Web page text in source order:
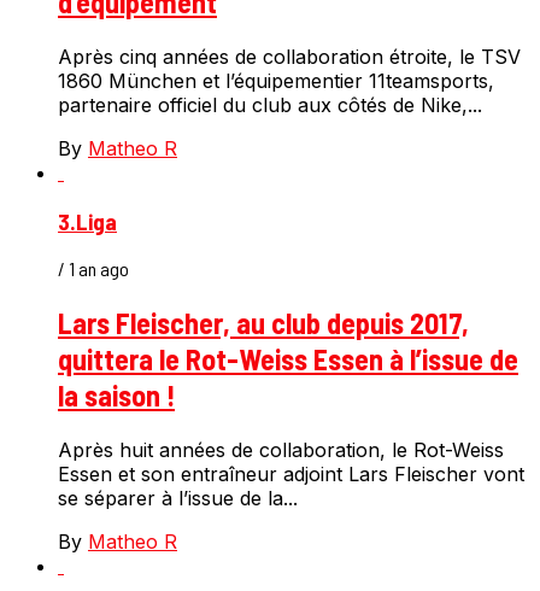
Après cinq années de collaboration étroite, le TSV
1860 München et l’équipementier 11teamsports,
partenaire officiel du club aux côtés de Nike,...
By Matheo R
3.Liga
/ 1 an ago
Lars Fleischer, au club depuis 2017,
quittera le Rot-Weiss Essen à l’issue de
la saison !
Après huit années de collaboration, le Rot-Weiss
Essen et son entraîneur adjoint Lars Fleischer vont
se séparer à l’issue de la...
By Matheo R